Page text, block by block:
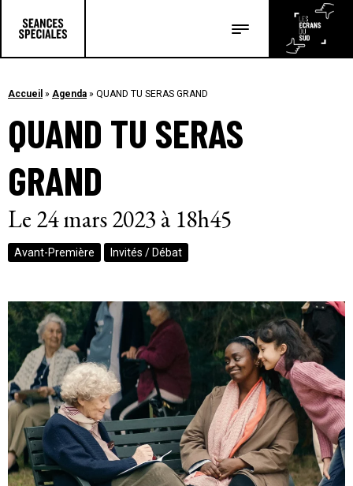
Les articles
Accueil » Agenda » QUAND TU SERAS GRAND
QUAND TU SERAS
GRAND
Le 24 mars 2023 à 18h45
Avant-Première Invités / Débat